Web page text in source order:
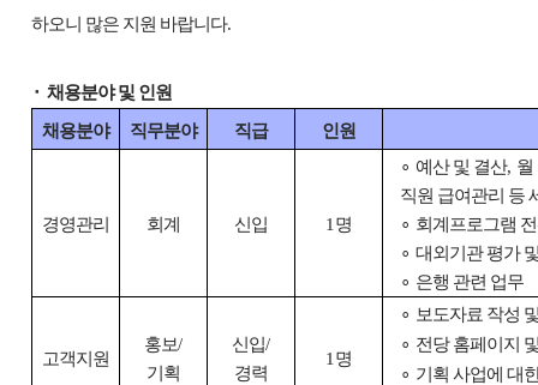
하오니 많은 지원 바랍니다.
⬝채용분야 및 인원
채용분야 직무분야 직급 인원
경영관리 회계 신입 1 명
∘ 예산 및 결산, 월
직원 급여관리 등
∘ 회계프로그램
∘ 대외기관 평가
∘ 은행 관련 업무
고객지원
홍보/
기획
신입/
경력
1 명
∘ 보도자료 작성
∘ 전당 홈페이지
∘ 기획 사업에 대